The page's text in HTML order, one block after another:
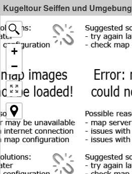
Kugeltour Seiffen und Umgebung
+
−